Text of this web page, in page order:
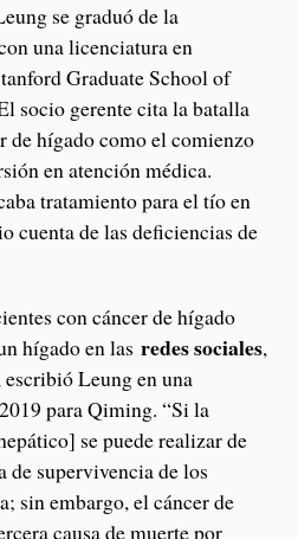
se graduó de la
una licenciatura en
Graduate School of
socio gerente cita la batalla
de hígado como el comienzo
en atención médica.
tratamiento para el tío en
cuenta de las deficiencias de
con cáncer de hígado
hígado en las redes sociales,
Leung en una
para Qiming. “Si la
se puede realizar de
de supervivencia de los
sin embargo, el cáncer de
causa de muerte por